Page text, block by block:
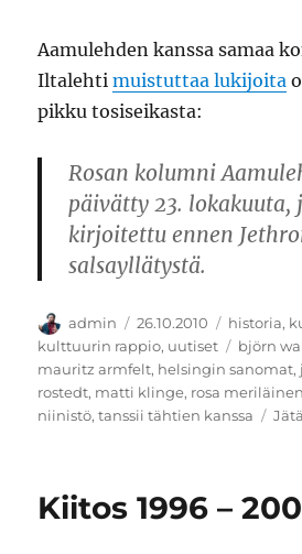
Aamulehden kanssa samaa
Iltalehtimuistuttaa lukijoita
pikku tosiseikasta:
Rosan kolumni
päivätty 23. lokakuuta,
kirjoitettu ennen
salsayllätystä.
Kirjoittaja
admin Julkaistu
26.10.2010 Kategoriat
historia,
kulttuurin rappio, uutiset björn
mauritz armfelt, helsingin sanomat,
rostedt, matti klinge, rosa meriläinen
niinistö,tanssii tähtien kanssa
Kiitos 1996 –